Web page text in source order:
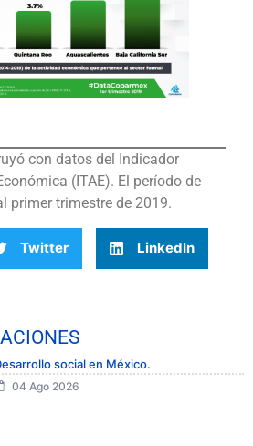
con datos del Indicador
(ITAE). El período de
primer trimestre de 2019.
Twitter LinkedIn
social en México.
04 Ago 2026